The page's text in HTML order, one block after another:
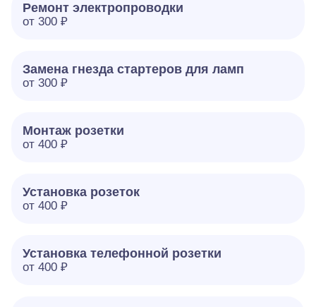
Ремонт электропроводки
от 300 ₽
Замена гнезда стартеров для ламп
от 300 ₽
Монтаж розетки
от 400 ₽
Установка розеток
от 400 ₽
Установка телефонной розетки
от 400 ₽